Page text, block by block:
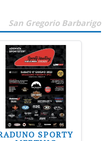
San Gregorio Barbarigo
SPORTY